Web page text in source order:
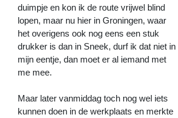
duimpje en kon ik de route vrijwel blind
lopen, maar nu hier in Groningen, waar
het overigens ook nog eens een stuk
drukker is dan in Sneek, durf ik dat niet in
mijn eentje, dan moet er al iemand met
me mee.
Maar later vanmiddag toch nog wel iets
kunnen doen in de werkplaats en merkte